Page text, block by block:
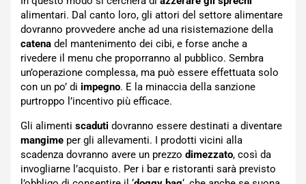
alimentari. Dal canto loro, gli attori del settore alimentare
dovranno provvedere anche ad una risistemazione della
catena del mantenimento dei cibi, e forse anche a
rivedere il menu che proporranno al pubblico. Sembra
un’operazione complessa, ma può essere effettuata solo
con un po’ di impegno. E la minaccia della sanzione
purtroppo l’incentivo più efficace.
Gli alimenti scaduti dovranno essere destinati a diventare
mangime per gli allevamenti. I prodotti vicini alla
scadenza dovranno avere un prezzo dimezzato, così da
invogliarne l’acquisto. Per i bar e ristoranti sarà previsto